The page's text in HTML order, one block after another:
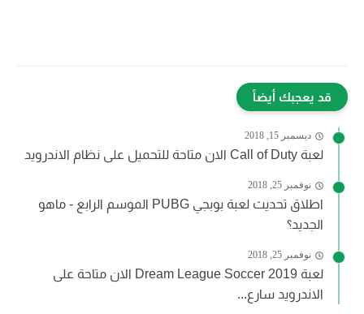
قد يعجبك أيضاً
ديسمبر 15, 2018
لعبة Call of Duty الان متاحة للتحميل على نظام الاندرويد
نوفمبر 25, 2018
اطلاق تحديث لعبة بوبجي PUBG الموسم الرابع - ماهو
الجديد؟
نوفمبر 25, 2018
لعبة Dream League Soccer 2019 الان متاحة على
الاندرويد سارع...